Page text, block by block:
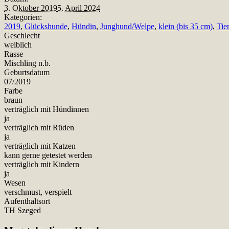
3. Oktober 20195. April 2024
Kategorien:
2019, Glückshunde, Hündin, Junghund/Welpe, klein (bis 35 cm),
Geschlecht
weiblich
Rasse
Mischling n.b.
Geburtsdatum
07/2019
Farbe
braun
verträglich mit Hündinnen
ja
verträglich mit Rüden
ja
verträglich mit Katzen
kann gerne getestet werden
verträglich mit Kindern
ja
Wesen
verschmust, verspielt
Aufenthaltsort
TH Szeged